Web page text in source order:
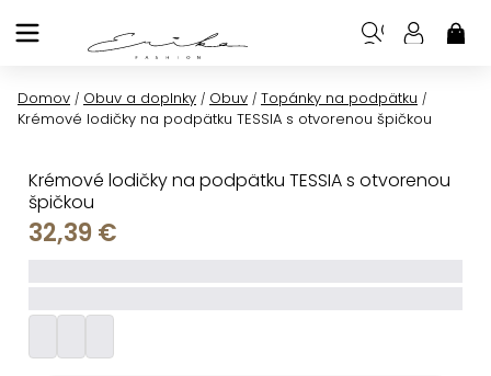
na
Domov / Obuv a doplnky / Obuv / Topánky na podpätku /
Krémové lodičky na podpätku TESSIA s otvorenou špičkou
Krémové lodičky na podpätku TESSIA s otvorenou
špičkou
32,39 €